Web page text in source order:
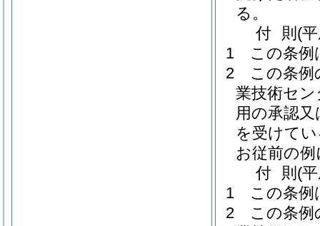
る。
付 則 (
1
この条例
2
この条例
業技術セ
用の承認
を受けて
お従前の
付 則 (
1
この条例
2
この条例